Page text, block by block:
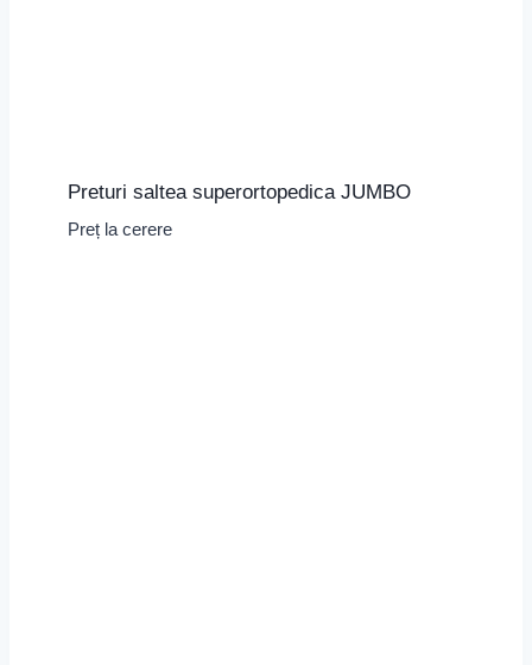
Preturi saltea superortopedica JUMBO
Preț la cerere